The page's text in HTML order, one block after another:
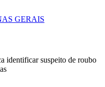
GERAIS
identificar suspeito de roubo